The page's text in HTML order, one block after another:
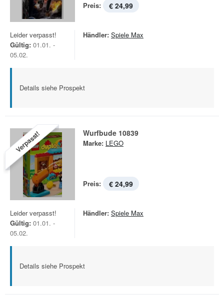
Preis: € 24,99
Leider verpasst!
Gültig: 01.01. -
05.02.
Händler: Spiele Max
Details siehe Prospekt
Verpasst! Wurfbude 10839
Marke: LEGO
Preis: € 24,99
Leider verpasst!
Gültig: 01.01. -
05.02.
Händler: Spiele Max
Details siehe Prospekt